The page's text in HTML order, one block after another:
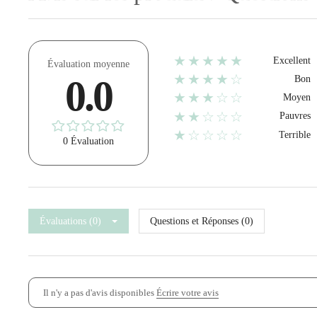
Évaluation moyenne
0.0
0 Évaluation
★★★★★ Excellent
★★★★☆ Bon
★★★☆☆ Moyen
★★☆☆☆ Pauvres
★☆☆☆☆ Terrible
Évaluations (0) Questions et Réponses (0)
Il n'y a pas d'avis disponibles Écrire votre avis